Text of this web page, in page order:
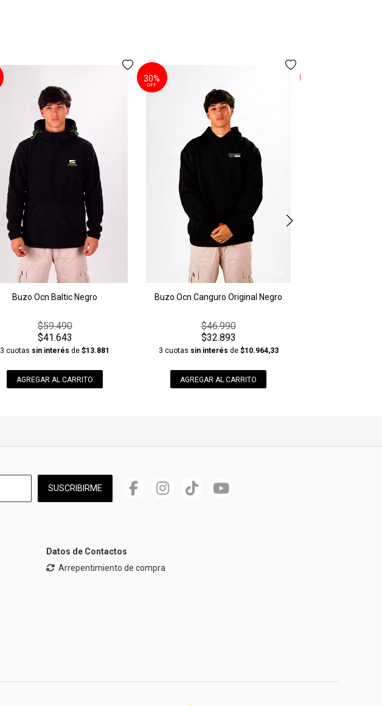
Buzo Ocn Baltic Negro
$59.490
$41.643
3 cuotas sin interés de$13.881
AGREGAR AL CARRITO
Buzo Ocn Canguro Original Negro
30%
OFF
$46.990
$32.893
3 cuotas sin interés de $10.964,33
AGREGAR AL CARRITO
SUSCRIBIRME
Datos de Contactos
Arrepentimiento de compra